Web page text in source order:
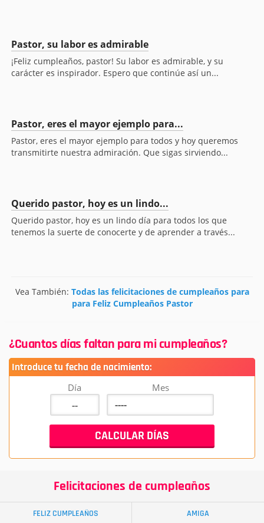
Pastor, su labor es admirable
¡Feliz cumpleaños, pastor! Su labor es admirable, y su
carácter es inspirador. Espero que continúe así un...
Pastor, eres el mayor ejemplo para...
Pastor, eres el mayor ejemplo para todos y hoy queremos
transmitirte nuestra admiración. Que sigas sirviendo...
Querido pastor, hoy es un lindo...
Querido pastor, hoy es un lindo día para todos los que
tenemos la suerte de conocerte y de aprender a través...
Vea También: Todas las felicitaciones de cumpleaños para
para Feliz Cumpleaños Pastor
¿Cuantos días faltan para mi cumpleaños?
Introduce tu fecha de nacimiento:
Día Mes
Felicitaciones de cumpleaños
FELIZ CUMPLEAÑOS AMIGA